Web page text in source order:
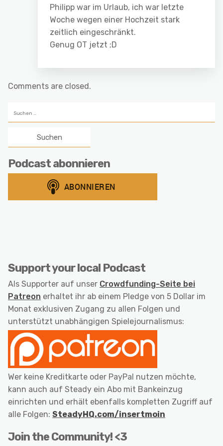
Philipp war im Urlaub, ich war letzte
Woche wegen einer Hochzeit stark
zeitlich eingeschränkt.
Genug OT jetzt ;D
Comments are closed.
nach:
Podcast abonnieren
Support your local Podcast
Als Supporter auf unser Crowdfunding-Seite bei
Patreon erhaltet ihr ab einem Pledge von 5 Dollar im
Monat exklusiven Zugang zu allen Folgen und
unterstützt unabhängigen Spielejournalismus:
Wer keine Kreditkarte oder PayPal nutzen möchte,
kann auch auf Steady ein Abo mit Bankeinzug
einrichten und erhält ebenfalls kompletten Zugriff auf
alle Folgen: SteadyHQ.com/insertmoin
Join the Community! <3